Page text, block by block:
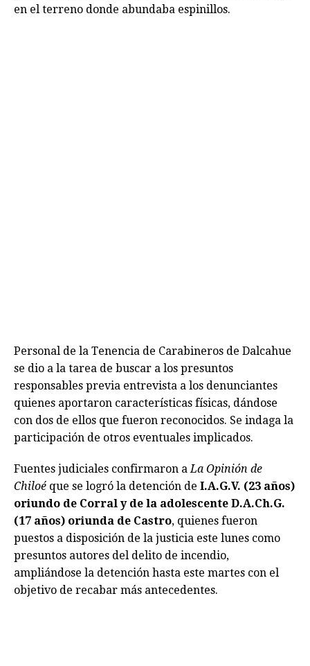
en el terreno donde abundaba espinillos.
Personal de la Tenencia de Carabineros de Dalcahue
se dio a la tarea de buscar a los presuntos
responsables previa entrevista a los denunciantes
quienes aportaron características físicas, dándose
con dos de ellos que fueron reconocidos. Se indaga la
participación de otros eventuales implicados.
Fuentes judiciales confirmaron aLa Opinión de
Chiloé que se logró la detención de I.A.G.V. (23 años)
oriundo de Corral y de la adolescente D.A.Ch.G.
(17 años) oriunda de Castro, quienes fueron
puestos a disposición de la justicia este lunes como
presuntos autores del delito de incendio,
ampliándose la detención hasta este martes con el
objetivo de recabar más antecedentes.